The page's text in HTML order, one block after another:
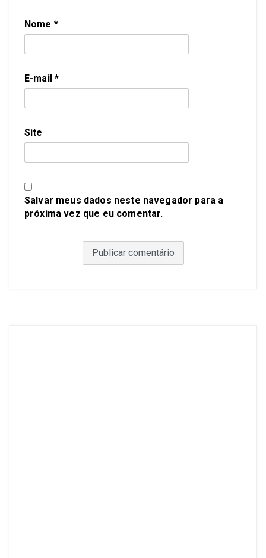
Nome *
E-mail*
Site
Salvar meus dados neste navegador para a
próxima vez que eu comentar.